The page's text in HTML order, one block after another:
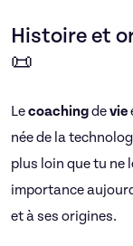
Histoire et
📜
Lecoachingdevie
née de la
plus loin que tu ne
importance
et à ses origines.